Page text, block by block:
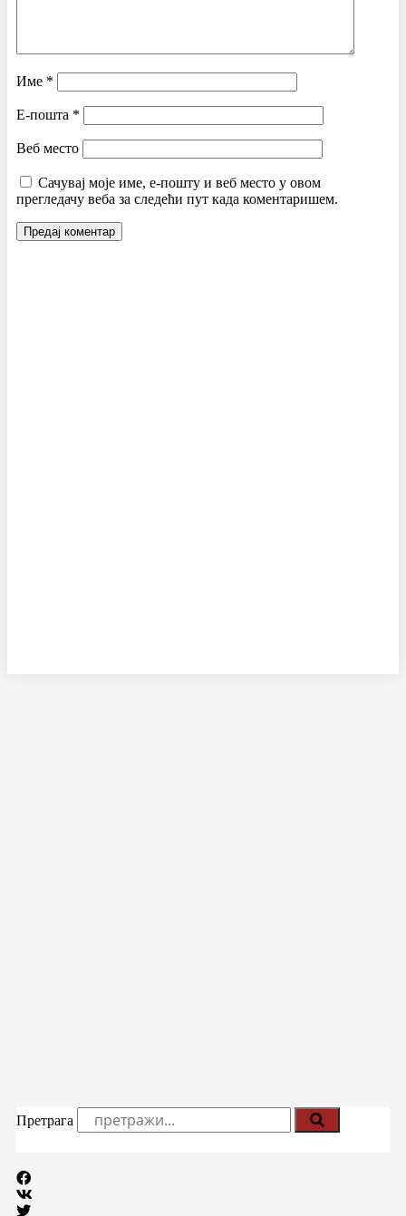
Име *
Е-пошта *
Веб место
Сачувај моје име, е-пошту и веб место у овом
прегледачу веба за следећи пут када коментаришем.
Претрага